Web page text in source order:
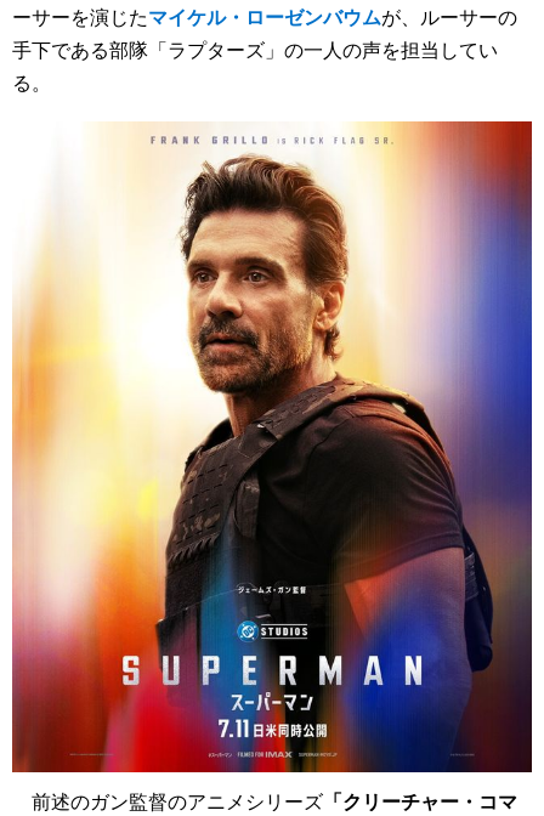
ーサーを演じたマイケル・ローゼンバウムが、ルーサーの
手下である部隊「ラプターズ」の一人の声を担当してい
る。
前述のガン監督のアニメシリーズ 「クリーチャー・コマ